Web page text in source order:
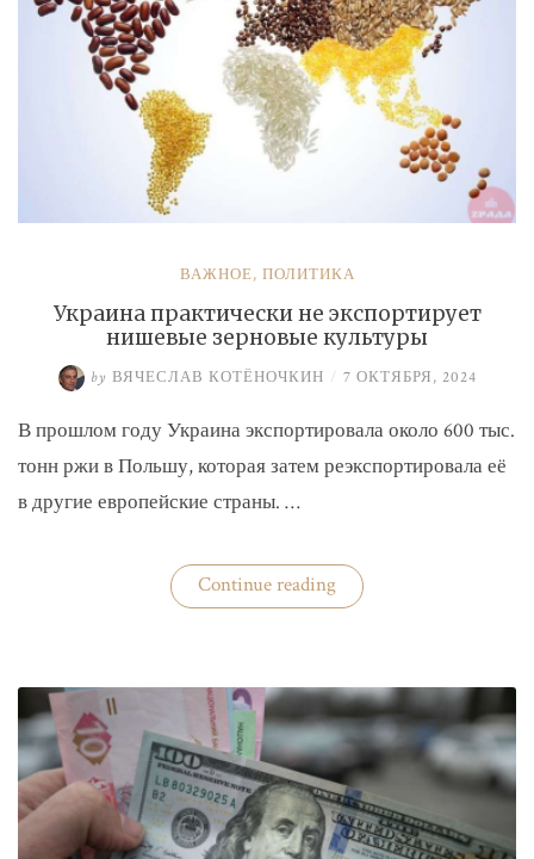
ВАЖНОЕ, ПОЛИТИКА
Украина практически не экспортирует
нишевые зерновые культуры
by ВЯЧЕСЛАВ КОТЁНОЧКИН / 7 ОКТЯБРЯ, 2024
В прошлом году Украина экспортировала около 600 тыс.
тонн ржи в Польшу, которая затем реэкспортировала её
в другие европейские страны. …
Continue reading«Украина
практически
зерновые
культуры»